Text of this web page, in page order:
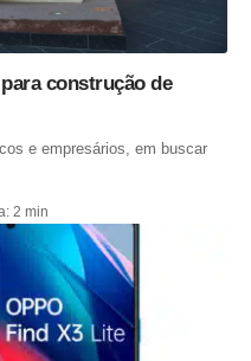
construção de
e empresários, em buscar
2 min